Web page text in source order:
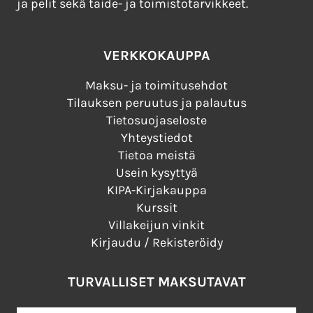
ja pelit sekä taide- ja toimistotarvikkeet.
VERKKOKAUPPA
Maksu- ja toimitusehdot
Tilauksen peruutus ja palautus
Tietosuojaseloste
Yhteystiedot
Tietoa meistä
Usein kysyttyä
KIPA-Kirjakauppa
Kurssit
Villakeijun vinkit
Kirjaudu / Rekisteröidy
TURVALLISET MAKSUTAVAT